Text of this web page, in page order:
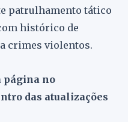
patrulhamento tático
histórico de
crimes violentos.
página no
das atualizações